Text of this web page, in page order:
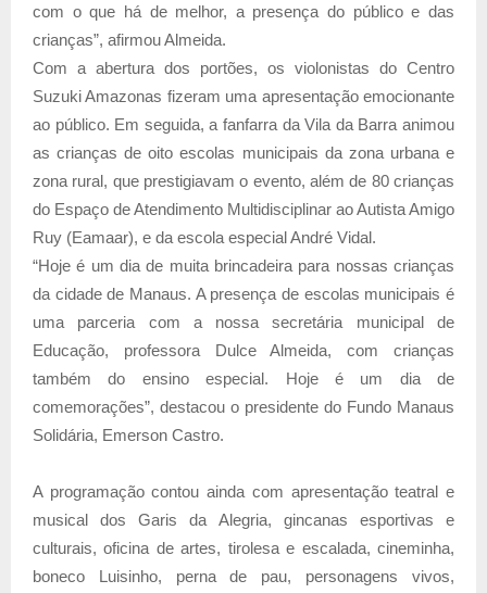
com o que há de melhor, a presença do público e das
crianças”, afirmou Almeida.
Com a abertura dos portões, os violonistas do Centro
Suzuki Amazonas fizeram uma apresentação emocionante
ao público. Em seguida, a fanfarra da Vila da Barra animou
as crianças de oito escolas municipais da zona urbana e
zona rural, que prestigiavam o evento, além de 80 crianças
do Espaço de Atendimento Multidisciplinar ao Autista Amigo
Ruy (Eamaar), e da escola especial André Vidal.
“Hoje é um dia de muita brincadeira para nossas crianças
da cidade de Manaus. A presença de escolas municipais é
uma parceria com a nossa secretária municipal de
Educação, professora Dulce Almeida, com crianças
também do ensino especial. Hoje é um dia de
comemorações”, destacou o presidente do Fundo Manaus
Solidária, Emerson Castro.
A programação contou ainda com apresentação teatral e
musical dos Garis da Alegria, gincanas esportivas e
culturais, oficina de artes, tirolesa e escalada, cineminha,
boneco Luisinho, perna de pau, personagens vivos,